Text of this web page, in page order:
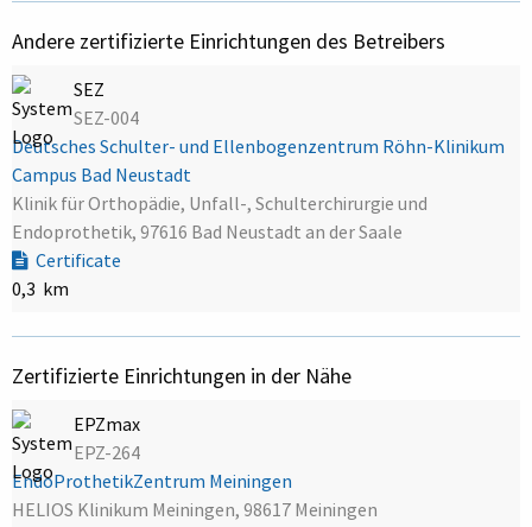
Andere zertifizierte Einrichtungen des Betreibers
SEZ
SEZ-004
Deutsches Schulter- und Ellenbogenzentrum Röhn-Klinikum
Campus Bad Neustadt
Klinik für Orthopädie, Unfall-, Schulterchirurgie und
Endoprothetik, 97616 Bad Neustadt an der Saale
Certificate
0,3 km
Zertifizierte Einrichtungen in der Nähe
EPZmax
EPZ-264
EndoProthetikZentrum Meiningen
HELIOS Klinikum Meiningen, 98617 Meiningen